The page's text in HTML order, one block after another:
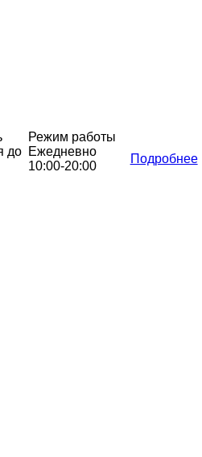
Режим работы
до
Ежедневно
10:00-20:00
Подробнее